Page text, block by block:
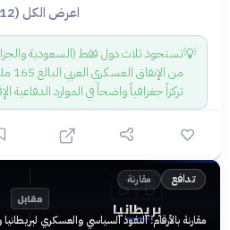
اعرض الكل (12) ←
💡تستحوذ ثلاث دول فقط (السعودية
من
تركزاً جغرافياً واضحاً في الموارد الدفاعية
تدافع مقارنة
🇬🇧
بريطانيا مقابل
مقارنة بالأرقام: النفوذ السياسي والعسكري